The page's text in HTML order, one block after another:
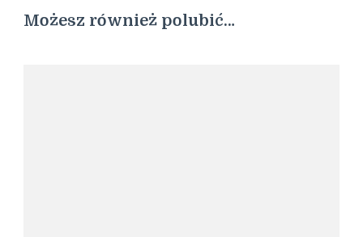
Możesz również polubić…